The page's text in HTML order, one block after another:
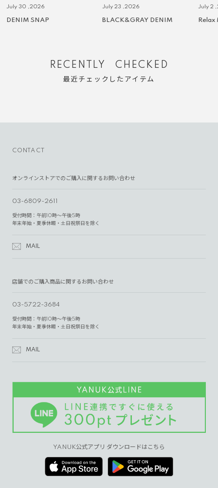
July 30 ,2026
DENIM SNAP
July 23 ,2026
BLACK&GRAY DENIM
July 2
Relax
RECENTLY CHECKED
最近チェックしたアイテム
CONTACT
オンラインストアでのご購入に関するお問い合わせ
03-6809-2611
受付時間：午前10時～午後5時
年末年始・夏季休暇・土日祝祭日を除く
MAIL
店舗でのご購入商品に関するお問い合わせ
03-5722-3684
受付時間：午前10時～午後5時
年末年始・夏季休暇・土日祝祭日を除く
MAIL
YANUK公式アプリ ダウンロードはこちら